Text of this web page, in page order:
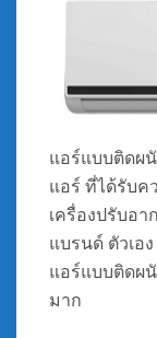
แอร์แบบติดผนั
แอร์ ที่ได้รับค
เครื่องปรับอ
แบรนด์ ตัวเอ
แอร์แบบติดผ
มาก